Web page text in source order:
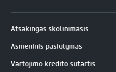
Atsakingas skolinimasis
Asmeninis pasiūlymas
Vartojimo kredito sutartis